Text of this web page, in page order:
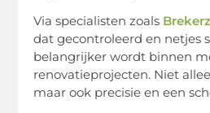
Via specialisten zoals
dat gecontroleerd en netjes
belangrijker wordt binnen
renovatieprojecten. Niet
maar ook precisie en een